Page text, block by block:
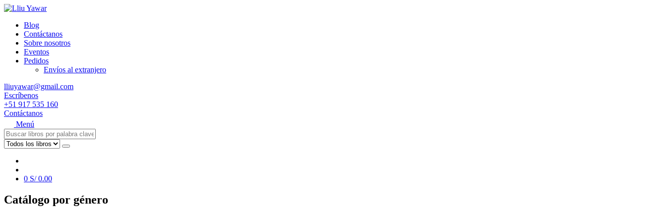
Blog
Contáctanos
Sobre nosotros
Eventos
Pedidos
Envíos al extranjero
lliuyawar@gmail.com
Escríbenos
+51 917 535 160
Contáctanos
Menú
0 S/0.00
Catálogo por género